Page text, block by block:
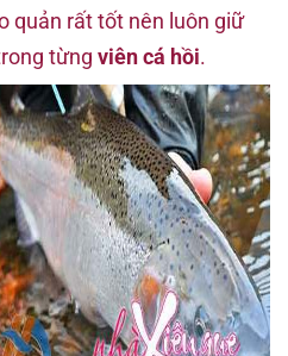
quản rất tốt nên luôn giữ
từng viên cá hồi.